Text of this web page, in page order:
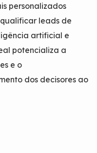
personalizados
leads de
artificial e
potencializa a
e o
dos decisores ao